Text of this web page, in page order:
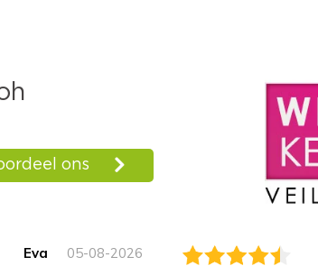
Eva 05-08-2026